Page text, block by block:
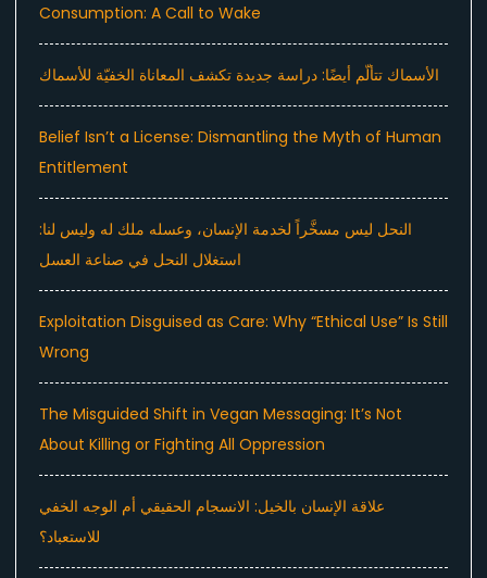
Consumption: A Call to Wake
الأسماك تتألّم أيضًا: دراسة جديدة تكشف المعاناة الخفيّة للأسماك
Belief Isn’t a License: Dismantling the Myth of Human
Entitlement
النحل ليس مسخَّراً لخدمة الإنسان، وعسله ملك له وليس لنا:
استغلال النحل في صناعة العسل
Exploitation Disguised as Care: Why “Ethical Use” Is Still
Wrong
The Misguided Shift in Vegan Messaging: It’s Not
About Killing or Fighting All Oppression
علاقة الإنسان بالخيل: الانسجام الحقيقي أم الوجه الخفي
للاستعباد؟